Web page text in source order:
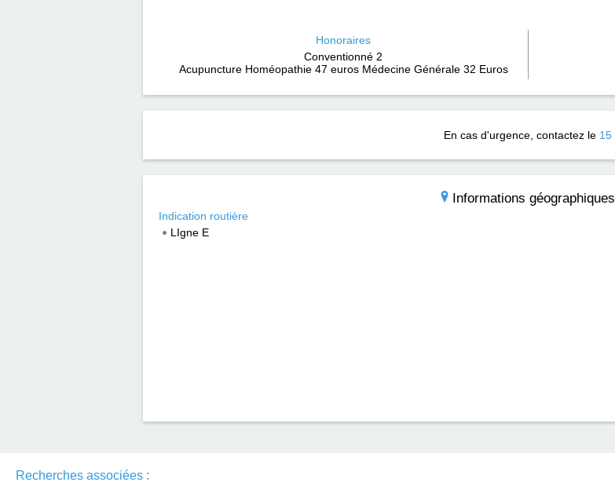
Honoraires
Conventionné 2
Acupuncture Homéopathie 47 euros Médecine Générale 32 Euros
En cas d'urgence, contactez le 15
Informations géographiques
Indication routière
LIgne E
Recherches associées :